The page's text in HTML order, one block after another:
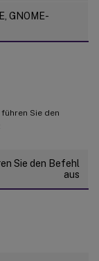
GNOME-
Sie den
Sie den Befehl
aus